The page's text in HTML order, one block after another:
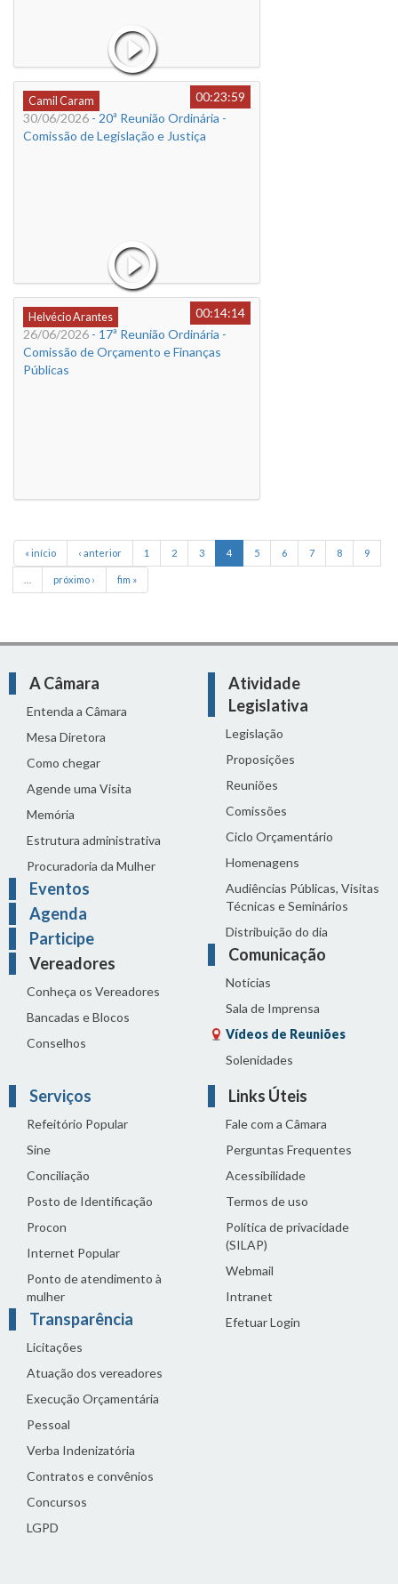
Camil Caram
00:23:59
30/06/2026 - 20ª Reunião Ordinária -
Comissão de Legislação e Justiça
Helvécio Arantes
00:14:14
26/06/2026 - 17ª Reunião Ordinária -
Comissão de Orçamento e Finanças
Públicas
« início ‹ anterior 1 2 3 4 5 6 7 8 9
próximo › fim »
A Câmara
Entenda a Câmara
Mesa Diretora
Como chegar
Agende uma Visita
Memória
Estrutura administrativa
Procuradoria da Mulher
Eventos
Agenda
Participe
Vereadores
Conheça os Vereadores
Bancadas e Blocos
Conselhos
Atividade
Legislativa
Legislação
Proposições
Reuniões
Comissões
Ciclo Orçamentário
Homenagens
Audiências Públicas, Visitas
Técnicas e Seminários
Distribuição do dia
Comunicação
Notícias
Sala de Imprensa
Vídeos de Reuniões
Solenidades
Serviços
Refeitório Popular
Sine
Conciliação
Posto de Identificação
Procon
Internet Popular
Ponto de atendimento à
mulher
Transparência
Licitações
Atuação dos vereadores
Execução Orçamentária
Pessoal
Verba Indenizatória
Contratos e convênios
Concursos
LGPD
Links Úteis
Fale com a Câmara
Perguntas Frequentes
Acessibilidade
Termos de uso
Política de privacidade
(SILAP)
Webmail
Intranet
Efetuar Login